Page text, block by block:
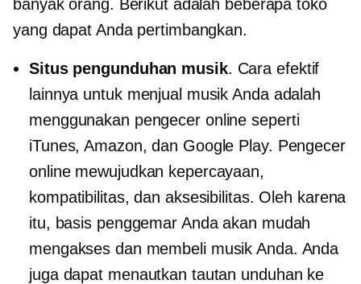
banyak orang. Berikut adalah beberapa toko
yang dapat Anda pertimbangkan.
Situs pengunduhan musik. Cara efektif
lainnya untuk menjual musik Anda adalah
menggunakan pengecer online seperti
iTunes, Amazon, dan Google Play. Pengecer
online mewujudkan kepercayaan,
kompatibilitas, dan aksesibilitas. Oleh karena
itu, basis penggemar Anda akan mudah
mengakses dan membeli musik Anda. Anda
juga dapat menautkan tautan unduhan ke